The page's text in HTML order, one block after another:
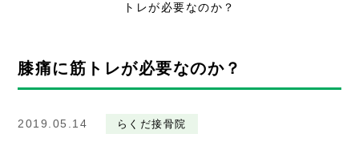
在宅部門事務所
トレが必要なのか？
膝痛に筋トレが必要なのか？
2019.05.14 らくだ接骨院